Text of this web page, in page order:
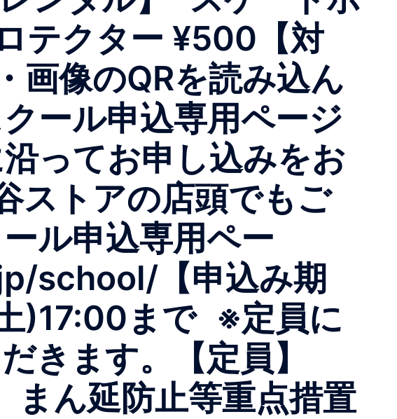
テクター ¥500【対
像のQRを読み込ん
ール申込専用ページ
ってお申し込みをお
ストアの店頭でもご
ル申込専用ペー
school/【申込み期
)17:00まで ※定員に
きます。【定員】
ん延防止等重点措置